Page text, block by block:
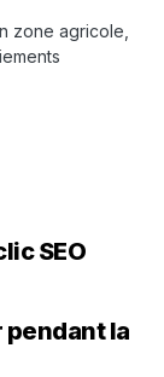
zone agricole,
SEO
pendant la